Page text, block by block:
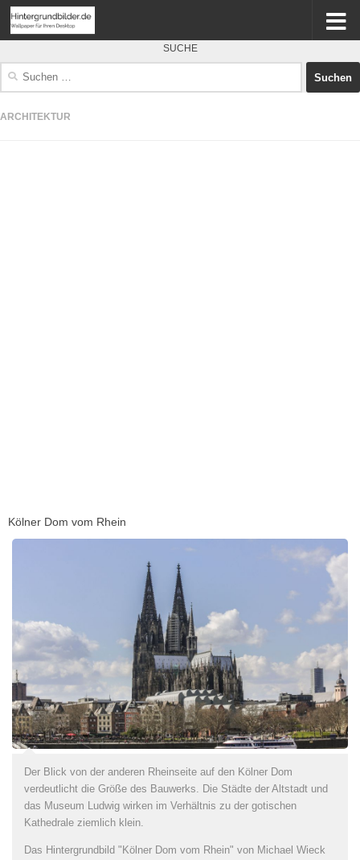
SUCHE
ARCHITEKTUR
Kölner Dom vom Rhein
Der Blick von der anderen Rheinseite auf den Kölner Dom
verdeutlicht die Größe des Bauwerks. Die Städte der Altstadt und
das Museum Ludwig wirken im Verhältnis zu der gotischen
Kathedrale ziemlich klein.
Das Hintergrundbild "Kölner Dom vom Rhein" von Michael Wieck